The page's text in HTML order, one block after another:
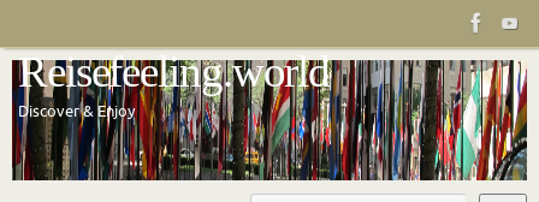
springen
Reisefeeling.world
Discover & Enjoy